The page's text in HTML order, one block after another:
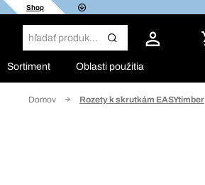
Shop
Sortiment Oblasti použitia
Domov Rozety k skrutkám EASYtimber